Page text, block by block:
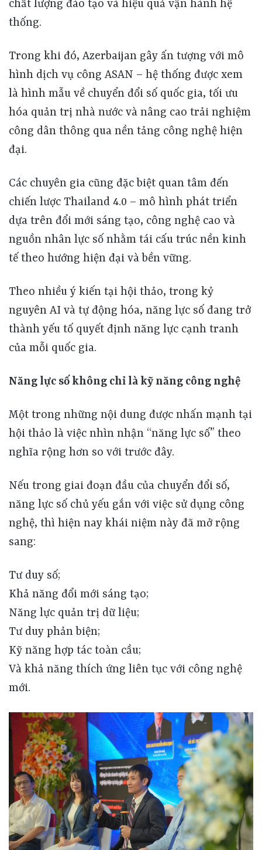
chất lượng đào tạo và hiệu quả vận hành hệ
thống.
Trong khi đó, Azerbaijan gây ấn tượng với mô
hình dịch vụ công ASAN – hệ thống được xem
là hình mẫu về chuyển đổi số quốc gia, tối ưu
hóa quản trị nhà nước và nâng cao trải nghiệm
công dân thông qua nền tảng công nghệ hiện
đại.
Các chuyên gia cũng đặc biệt quan tâm đến
chiến lược Thailand 4.0 – mô hình phát triển
dựa trên đổi mới sáng tạo, công nghệ cao và
nguồn nhân lực số nhằm tái cấu trúc nền kinh
tế theo hướng hiện đại và bền vững.
Theo nhiều ý kiến tại hội thảo, trong kỷ
nguyên AI và tự động hóa, năng lực số đang trở
thành yếu tố quyết định năng lực cạnh tranh
của mỗi quốc gia.
Năng lực số không chỉ là kỹ năng công nghệ
Một trong những nội dung được nhấn mạnh tại
hội thảo là việc nhìn nhận “năng lực số” theo
nghĩa rộng hơn so với trước đây.
Nếu trong giai đoạn đầu của chuyển đổi số,
năng lực số chủ yếu gắn với việc sử dụng công
nghệ, thì hiện nay khái niệm này đã mở rộng
sang:
Tư duy số;
Khả năng đổi mới sáng tạo;
Năng lực quản trị dữ liệu;
Tư duy phản biện;
Kỹ năng hợp tác toàn cầu;
Và khả năng thích ứng liên tục với công nghệ
mới.